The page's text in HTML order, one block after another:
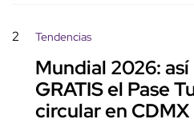
2 Tendencias
Mundial 2026:
GRATIS el Pase
circular en CDMX